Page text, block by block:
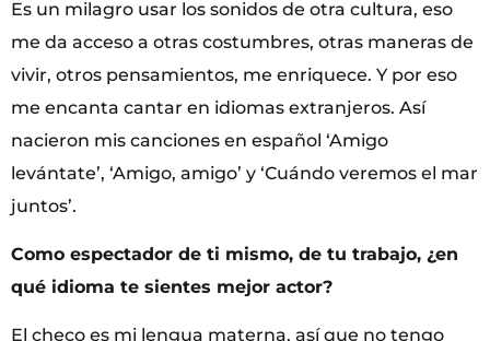
Es un milagro usar los sonidos de otra cultura, eso
me da acceso a otras costumbres, otras maneras de
vivir, otros pensamientos, me enriquece. Y por eso
me encanta cantar en idiomas extranjeros. Así
nacieron mis canciones en español ‘Amigo
levántate’, ‘Amigo, amigo’ y ‘Cuándo veremos el mar
juntos’.
Como espectador de ti mismo, de tu trabajo, ¿en
qué idioma te sientes mejor actor?
El checo es mi lengua materna, así que no tengo